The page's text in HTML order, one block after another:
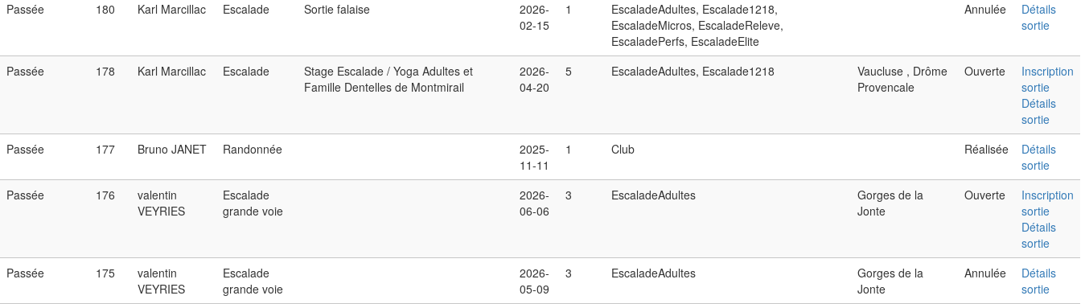
Passée
180 Karl Marcillac Escalade Sortie falaise
2026-
02-15
1
EscaladeAdultes, Escalade1218,
EscaladeMicros, EscaladeReleve,
EscaladePerfs, EscaladeElite
Annulée
Détails
sortie
Passée 178 Karl Marcillac Escalade
Stage Escalade / Yoga Adultes et
Famille Dentelles de Montmirail
2026-
04-20
5 EscaladeAdultes, Escalade1218
Vaucluse , Drôme
Provencale
Ouverte
Inscription
sortie
Détails
sortie
Passée
177 Bruno JANET Randonnée
2025-
11-11
1 Club Réalisée
Détails
sortie
Passée
176
valentin
VEYRIES
Escalade
grande voie
2026-
06-06
3 EscaladeAdultes
Gorges de la
Jonte
Ouverte
Inscription
sortie
Détails
sortie
Passée
175
valentin
VEYRIES
Escalade
grande voie
2026-
05-09
3 EscaladeAdultes
Gorges de la
Jonte
Annulée
Détails
sortie